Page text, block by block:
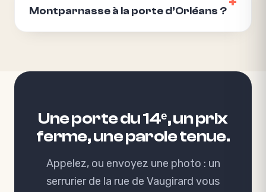
Montparnasse à la porte d’Orléans ?
Uneportedu14ᵉ,unprix
ferme,uneparoletenue.
Appelez, ou envoyez une photo : un
serrurier de la rue de Vaugirard vous